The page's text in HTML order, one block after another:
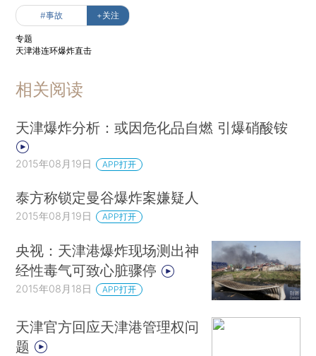
#事故 +关注
专题
天津港连环爆炸直击
相关阅读
天津爆炸分析：或因危化品自燃 引爆硝酸铵
2015年08月19日 APP打开
泰方称锁定曼谷爆炸案嫌疑人
2015年08月19日 APP打开
央视：天津港爆炸现场测出神
经性毒气可致心脏骤停
2015年08月18日 APP打开
天津官方回应天津港管理权问
题